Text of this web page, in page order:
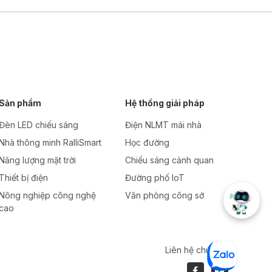
phẩm
LED chiếu sáng
thông minh RalliSmart
lượng mặt trời
Thiết bị điện
nghiệp công nghệ
Hệ thống giải pháp
Điện NLMT mái nhà
Học đường
Chiếu sáng cảnh quan
Đường phố IoT
Văn phòng công sở
Liên hệ chúng tôi